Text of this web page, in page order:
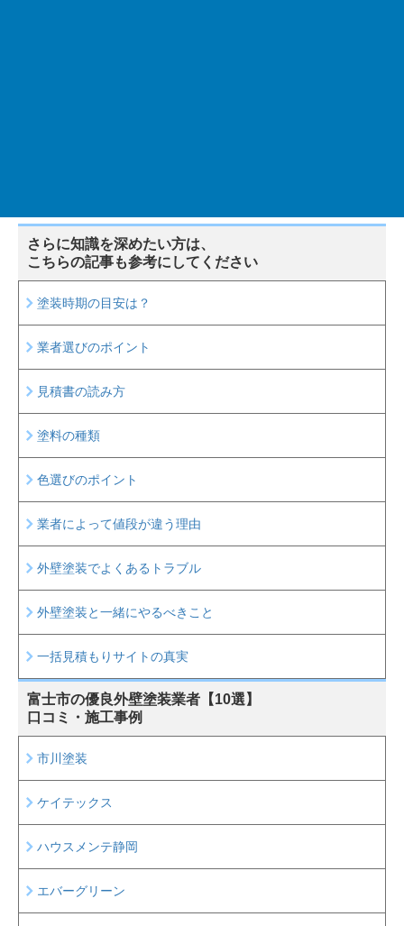
さらに知識を深めたい方は、
こちらの記事も参考にしてください
塗装時期の目安は？
業者選びのポイント
見積書の読み方
塗料の種類
色選びのポイント
業者によって値段が違う理由
外壁塗装でよくあるトラブル
外壁塗装と一緒にやるべきこと
一括見積もりサイトの真実
富士市の優良外壁塗装業者【10選】
口コミ・施工事例
市川塗装
ケイテックス
ハウスメンテ静岡
エバーグリーン